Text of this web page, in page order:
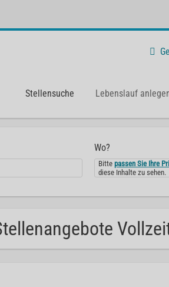
Stellensuche Lebenslauf
Wo?
Bittepassen Sie Ihre
diese Inhalte zu sehen.